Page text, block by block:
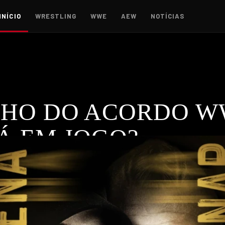
INÍCIO WRESTLING WWE AEW NOTÍCIAS
DO ACORDO
EM JOGO?
controvérsia devido ao fraco número de subscritores.